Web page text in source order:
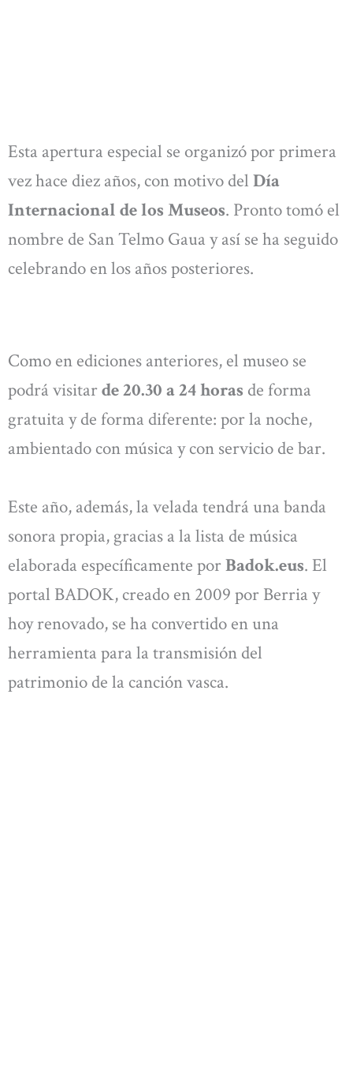
Esta apertura especial se organizó por primera
vez hace diez años, con motivo del Día
Internacional de los Museos. Pronto tomó el
nombre de San Telmo Gaua y así se ha seguido
celebrando en los años posteriores.
Como en ediciones anteriores, el museo se
podrá visitarde 20.30 a 24 horas de forma
gratuita y de forma diferente: por la noche,
ambientado con música y con servicio de bar.
Este año, además, la velada tendrá una banda
sonora propia, gracias a la lista de música
elaborada específicamente porBadok.eus. El
portal BADOK, creado en 2009 por Berria y
hoy renovado, se ha convertido en una
herramienta para la transmisión del
patrimonio de la canción vasca.